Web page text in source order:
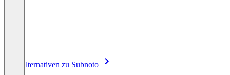
Alle Alternativen zu Subnoto